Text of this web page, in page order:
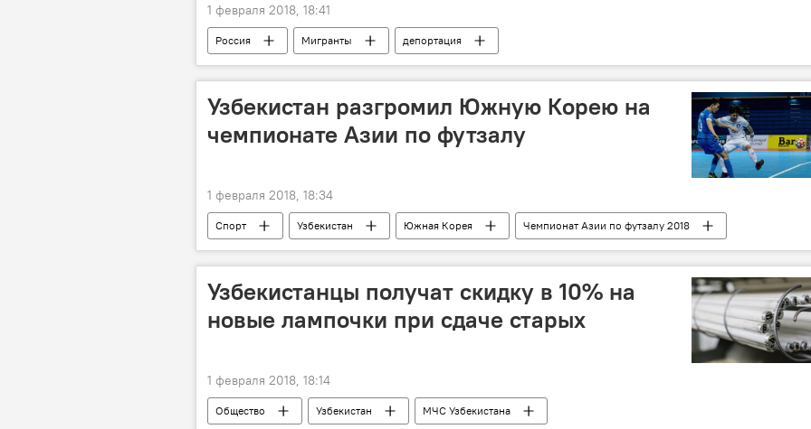
1 февраля 2018, 18:41
Россия Мигранты депортация
Узбекистан разгромил Южную Корею на
чемпионате Азии по футзалу
1 февраля 2018, 18:34
Спорт Узбекистан Южная Корея Чемпионат Азии по футзалу 2018
Узбекистанцы получат скидку в 10% на
новые лампочки при сдаче старых
1 февраля 2018, 18:14
Общество Узбекистан МЧС Узбекистана